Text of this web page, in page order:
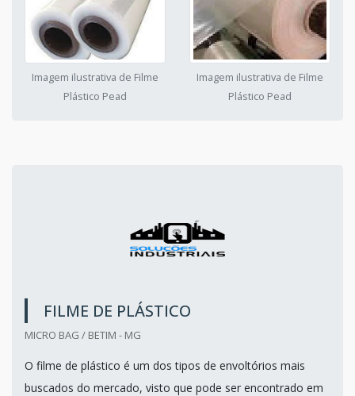
Imagem ilustrativa de Filme
Plástico Pead
Imagem ilustrativa de Filme
Plástico Pead
FILME DE PLÁSTICO
MICRO BAG / BETIM - MG
O filme de plástico é um dos tipos de envoltórios mais
buscados do mercado, visto que pode ser encontrado em